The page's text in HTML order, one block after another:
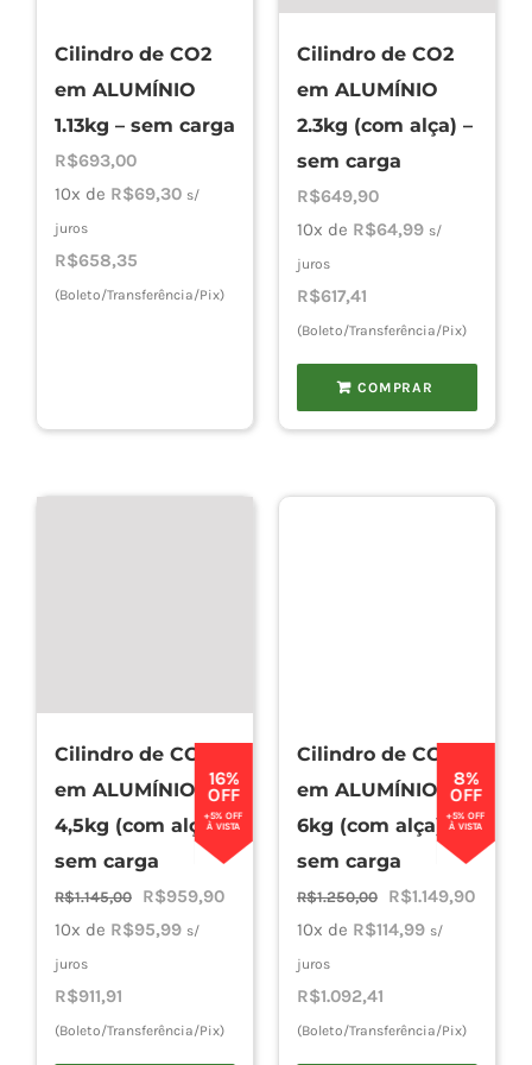
Cilindro de CO2
em ALUMÍNIO
1.13kg – sem carga
R$693,00
10x de R$69,30 s/
juros
R$658,35
(Boleto/Transferência/Pix)
Cilindro de CO2
em ALUMÍNIO
2.3kg (com alça) –
sem carga
R$649,90
10x de R$64,99 s/
juros
R$617,41
(Boleto/Transferência/Pix)
COMPRAR
16%
OFF
+5% OFF
À VISTA
Cilindro de CO2
em ALUMÍNIO
4,5kg (com alça) –
sem carga
R$1.145,00
O
preço
R$1.145,00.
R$959,90O
R$959,90.
10x de R$95,99 s/
juros
R$911,91
(Boleto/Transferência/Pix)
8%
OFF
+5% OFF
À VISTA
Cilindro de CO2
em ALUMÍNIO
6kg (com alça) –
sem carga
R$1.250,00
O
preço
R$1.250,00.
R$1.149,90O
10x de R$114,99 s/
juros
R$1.092,41
(Boleto/Transferência/Pix)